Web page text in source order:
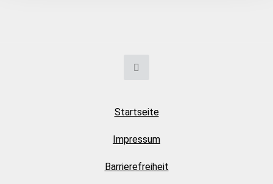
Startseite
Impressum
Barrierefreiheit